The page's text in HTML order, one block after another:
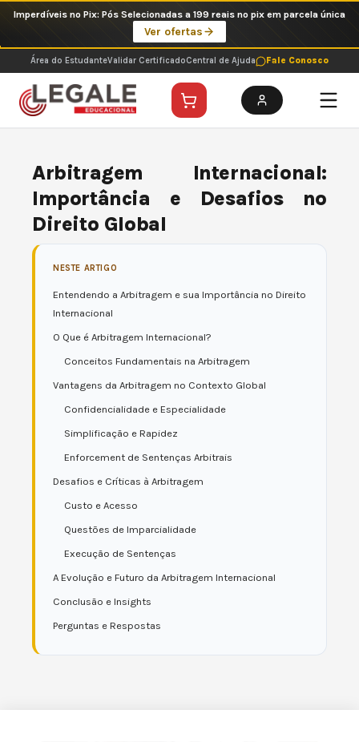
o
conteúdo
Imperdíveis no Pix: Pós Selecionadas a 199 reais no pix em parcela única
Ver ofertas
Área do EstudanteValidar CertificadoCentral de Ajuda Fale Conosco
Arbitragem Internacional:
Importância e Desafios no
Direito Global
NESTE ARTIGO
Entendendo a Arbitragem e sua Importância no Direito
Internacional
O Que é Arbitragem Internacional?
Conceitos Fundamentais na Arbitragem
Vantagens da Arbitragem no Contexto Global
Confidencialidade e Especialidade
Simplificação e Rapidez
Enforcement de Sentenças Arbitrais
Desafios e Críticas à Arbitragem
Custo e Acesso
Questões de Imparcialidade
Execução de Sentenças
A Evolução e Futuro da Arbitragem Internacional
Conclusão e Insights
Perguntas e Respostas